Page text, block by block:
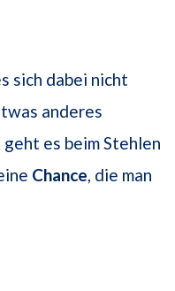
sich dabei nicht
anderes
es beim Stehlen
Chance, die man